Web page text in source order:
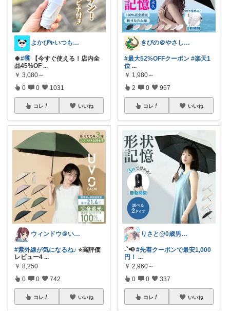
よかぴ✨いつも感謝です💖😊💖
🍀#🉐 【今すぐ使える！店内全
品45%OF ...
￥ 3,080～
0 0 1031
コレ いいね
ウィンドウ＠いつもありがとうございます♪
#紫外線が気になるね♪ ⭐高評価
レビュー4 ...
￥ 8,250
0 0 742
コレ いいね
きびの＠やさしさで暮らしをデザイン
#最大52%OFFクーポン #楽天1
位 ...
￥ 1,980～
2 0 967
コレ いいね
りさと@0歳男の子ママ👦🏻🤍
-`📢#先着クーポンで最安1,000
円！ ...
￥ 2,960～
0 0 337
コレ いいね